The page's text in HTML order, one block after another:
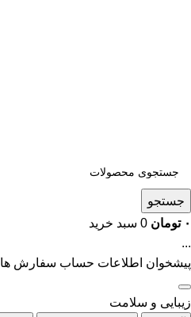
جستجو
۰ تومان 0 سبد خرید
...
پیشخوان اطلاعات حساب سفارش ها
زیبایی و سلامت